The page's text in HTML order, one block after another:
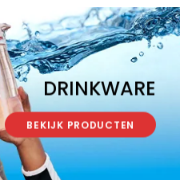
DRINKWARE
BEKIJK PRODUCTEN